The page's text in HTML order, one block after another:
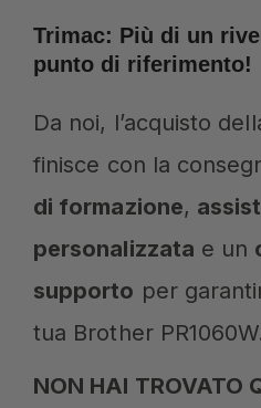
Trimac: Più di un
punto di riferimento!
Da noi, l’acquisto
finisce con la
di formazione,
personalizzata e un
supporto per
tua Brother
NON HAI TROVATO